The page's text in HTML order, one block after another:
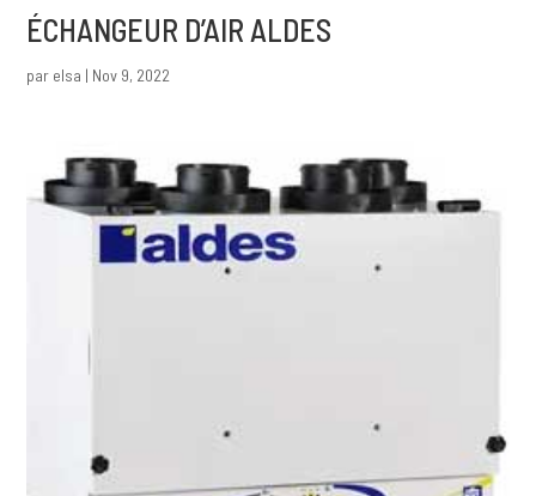
ÉCHANGEUR D’AIR ALDES
par elsa | Nov 9, 2022